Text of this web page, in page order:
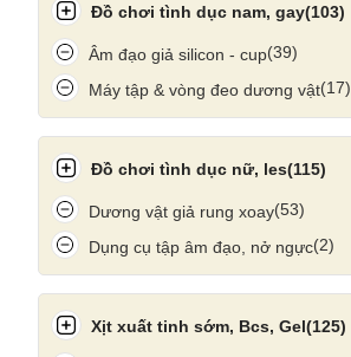
Đồ chơi tình dục nam, gay(103)
Âm đạo giả silicon - cup(39)
Máy tập & vòng đeo dương vật(17)
Đồ chơi tình dục nữ, les(115)
Dương vật giả rung xoay(53)
Dụng cụ tập âm đạo, nở ngực(2)
Xịt xuất tinh sớm, Bcs, Gel(125)